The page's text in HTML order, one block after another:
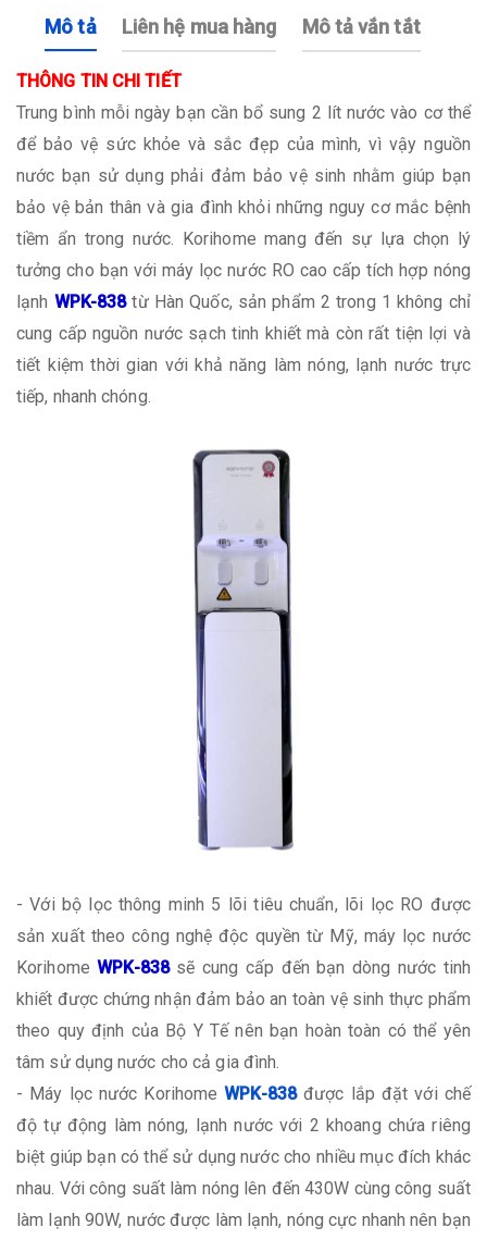
Mô tả Liên hệ mua hàng Mô tả vắn tắt
THÔNG TIN CHI TIẾT
Trung bình mỗi ngày bạn cần bổ sung 2 lít nước vào cơ thể
để bảo vệ sức khỏe và sắc đẹp của mình, vì vậy nguồn
nước bạn sử dụng phải đảm bảo vệ sinh nhằm giúp bạn
bảo vệ bản thân và gia đình khỏi những nguy cơ mắc bệnh
tiềm ẩn trong nước. Korihome mang đến sự lựa chọn lý
tưởng cho bạn với máy lọc nước RO cao cấp tích hợp nóng
lạnh WPK-838 từ Hàn Quốc, sản phẩm 2 trong 1 không chỉ
cung cấp nguồn nước sạch tinh khiết mà còn rất tiện lợi và
tiết kiệm thời gian với khả năng làm nóng, lạnh nước trực
tiếp, nhanh chóng.
- Với bộ lọc thông minh 5 lõi tiêu chuẩn, lõi lọc RO được
sản xuất theo công nghệ độc quyền từ Mỹ, máy lọc nước
Korihome WPK-838sẽ cung cấp đến bạn dòng nước tinh
khiết được chứng nhận đảm bảo an toàn vệ sinh thực phẩm
theo quy định của Bộ Y Tế nên bạn hoàn toàn có thể yên
tâm sử dụng nước cho cả gia đình.
- Máy lọc nước Korihome WPK-838 được lắp đặt với chế
độ tự động làm nóng, lạnh nước với 2 khoang chứa riêng
biệt giúp bạn có thể sử dụng nước cho nhiều mục đích khác
nhau. Với công suất làm nóng lên đến 430W cùng công suất
làm lạnh 90W, nước được làm lạnh, nóng cực nhanh nên bạn